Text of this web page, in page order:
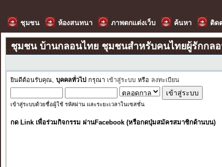
ชุมชน ห้องสนทนา ภาพตกแต่งเว็บ ค้นหา ติด
ชุมชน บ้านกลอนไทย ชุมชนสำหรับคนไทยผู้รักกล
ยินดีต้อนรับคุณ, บุคคลทั่วไป กรุณา เข้าสู่ระบบ หรือ ลงทะเบียน
เข้าสู่ระบบด้วยชื่อผู้ใช้ รหัสผ่าน และระยะเวลาในเซสชั่น
กด Link เพื่อร่วมกิจกรรม ผ่านFacebook (หรือกดปุ่มสมัครสมาชิกด้านบน)